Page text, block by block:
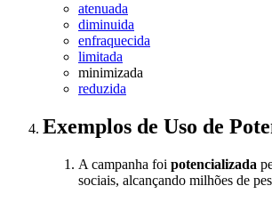
atenuada
diminuida
enfraquecida
limitada
minimizada
reduzida
Exemplos de Uso de
A campanha foi potencializada
sociais, alcançando milhões de